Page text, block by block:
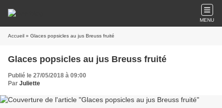
MENU
Accueil » Glaces popsicles au jus Breuss fruité
Glaces popsicles au jus Breuss fruité
Publié le 27/05/2018 à 09:00
Par Juliette